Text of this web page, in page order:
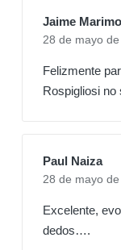
Jaime
28 de mayo de
Felizmente
Rospigliosi no
Paul Naiza
28 de mayo de
Excelente,
dedos….